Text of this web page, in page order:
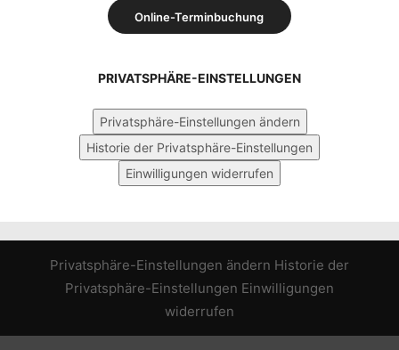
Online-Terminbuchung
PRIVATSPHÄRE-EINSTELLUNGEN
Privatsphäre-Einstellungen ändern
Historie der Privatsphäre-Einstellungen
Einwilligungen widerrufen
Privatsphäre-Einstellungen ändern Historie der
Privatsphäre-Einstellungen Einwilligungen
widerrufen